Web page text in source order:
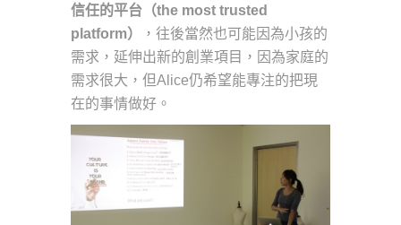
信任的平台（the most trusted
platform）
，往後當然也可能因為小孩的
需求，延伸出新的創業項目，因為家庭的
需求很大，但Alice仍希望能專注的把現
在的事情做好。